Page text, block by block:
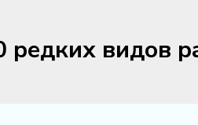
видов